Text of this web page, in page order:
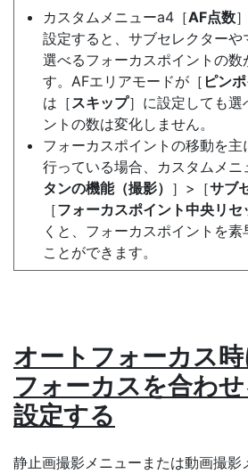
カスタムメニューa4［AF点数
設定すると、サブセレクター
選べるフォーカスポイントの数
す。AFエリアモードが［ ピン
は［スキップ］に設定しても選
ントの数は変化しません。
フォーカスポイントの移動を
行っている場合、カスタムメニ
タンの機能（撮影） ］>［サブ
［フォーカスポイント中央リセ
くと、フォーカスポイントを
ことができます。
オートフォーカス
フォーカスを合わ
設定する
静止画撮影メニューまたは動画撮影